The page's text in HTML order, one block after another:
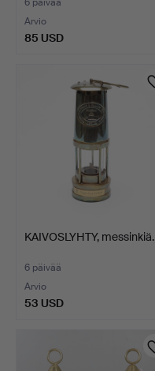
Arvio
85 USD
KAIVOSLYHTY, messinkiä.
6 päivää
Arvio
53 USD